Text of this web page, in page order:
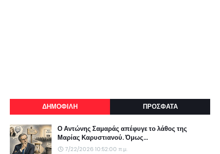
ΔΗΜΟΦΙΛΗ ΠΡΟΣΦΑΤΑ
Ο Αντώνης Σαμαράς απέφυγε το λάθος της
Μαρίας Καρυστιανού. Όμως...
7/22/2026 10:52:00 π.μ.